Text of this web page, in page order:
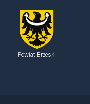
Powiat Brzeski